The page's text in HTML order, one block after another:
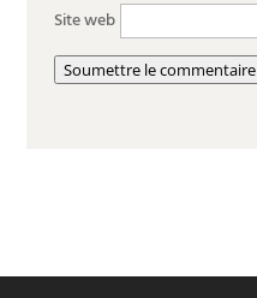
Site web
Soumettre le commentaire